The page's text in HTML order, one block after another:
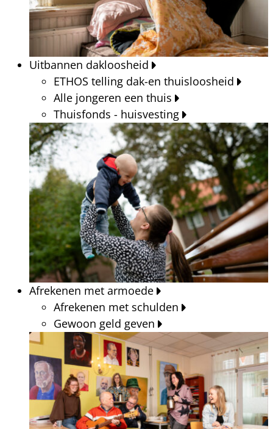
Uitbannen dakloosheid
ETHOS telling dak-en thuisloosheid
Alle jongeren een thuis
Thuisfonds - huisvesting
Afrekenen met armoede
Afrekenen met schulden
Gewoon geld geven